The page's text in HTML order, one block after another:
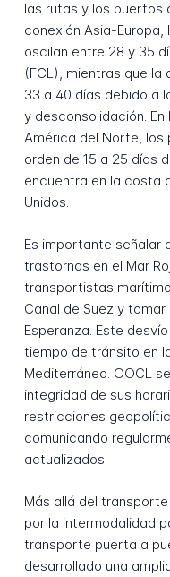
las rutas y los puertos
conexión Asia-
oscilan entre 28 y 35
(FCL), mientras que la
33 a 40 días debido a
y desconsolidación.
América del Norte, los
orden de 15 a 25 días
encuentra en la costa
Unidos.
Es importante señalar
trastornos en el Mar
transportistas
Canal de Suez y
Esperanza. Este
tiempo de tránsito en
Mediterráneo. OOCL
integridad de sus
restricciones
comunicando
actualizados.
Más allá del
por la intermodalidad
transporte puerta a
desarrollado una